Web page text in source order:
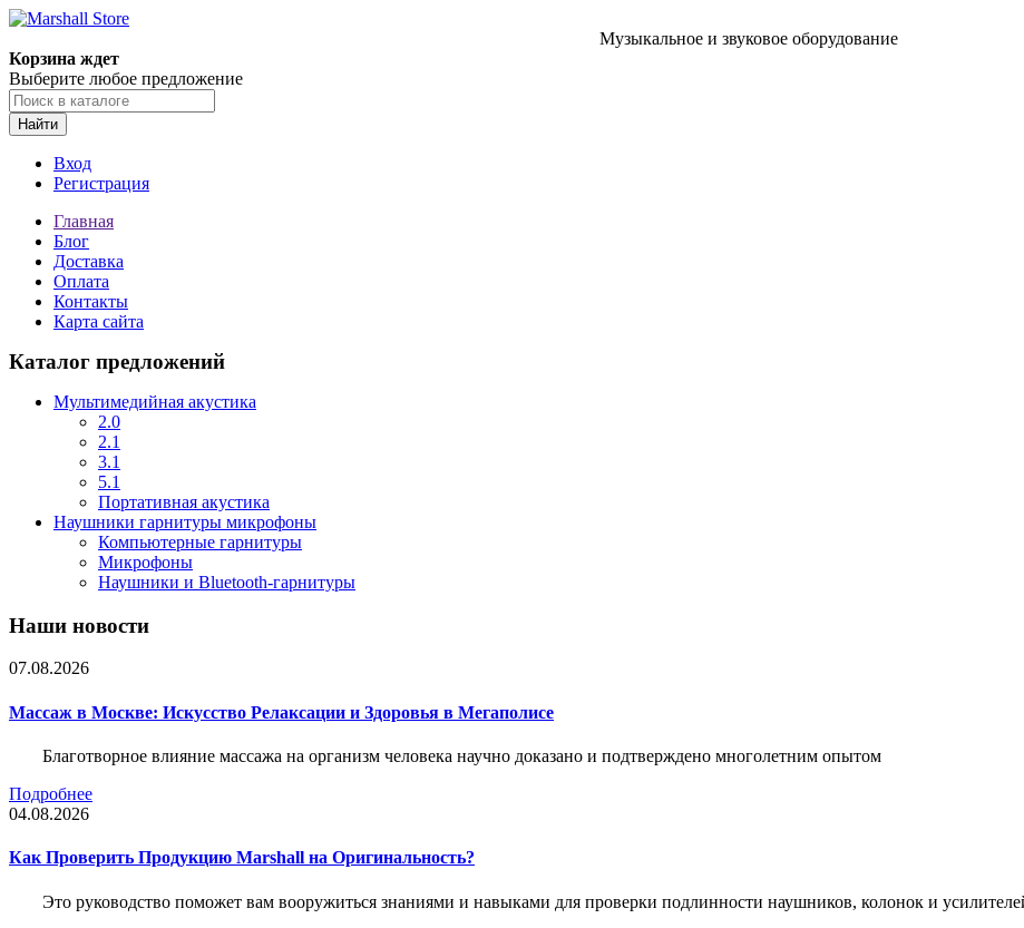
Музыкальное и звуковое оборудование
Корзина ждет
Выберите любое предложение
Найти
Вход
Регистрация
Главная
Блог
Доставка
Оплата
Контакты
Карта сайта
Каталог предложений
Мультимедийная акустика
2.0
2.1
3.1
5.1
Портативная акустика
Наушники гарнитуры микрофоны
Компьютерные гарнитуры
Микрофоны
Наушники и Bluetooth-гарнитуры
Наши новости
07.08.2026
Массаж в Москве: Искусство Релаксации и Здоровья в Мегаполисе
Благотворное влияние массажа на организм человека научно доказано и подтверждено многолетним опытом
Подробнее
04.08.2026
Как Проверить Продукцию Marshall на Оригинальность?
Это руководство поможет вам вооружиться знаниями и навыками для проверки подлинности наушников, колонок и